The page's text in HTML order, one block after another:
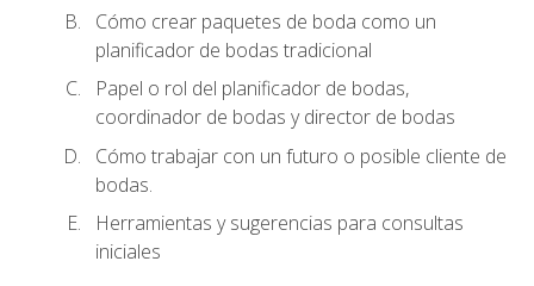
Cómo crear paquetes de boda como un
planificador de bodas tradicional
Papel o rol del planificador de bodas,
coordinador de bodas y director de bodas
Cómo trabajar con un futuro o posible cliente de
bodas.
Herramientas y sugerencias para consultas
iniciales